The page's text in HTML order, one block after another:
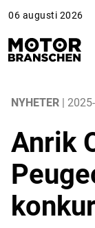
06 augusti 2026
NYHETER |
Anrik